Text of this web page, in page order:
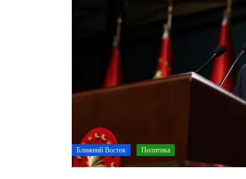
Ближний Восток Политика